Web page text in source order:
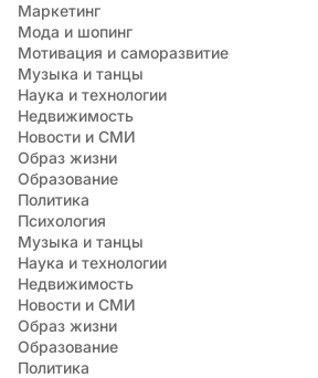
Маркетинг
Мода и шопинг
Мотивация и саморазвитие
Музыка и танцы
Наука и технологии
Недвижимость
Новости и СМИ
Образ жизни
Образование
Политика
Психология
Музыка и танцы
Наука и технологии
Недвижимость
Новости и СМИ
Образ жизни
Образование
Политика